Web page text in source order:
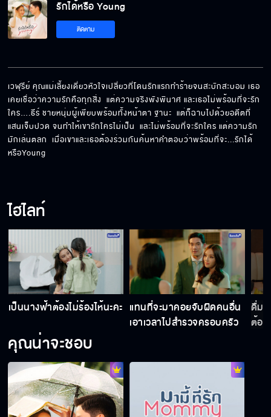
ฉันจะรอดูเลยว่างานแต่งแกจะเป็นยังไง
คุณไม่เคยคิดจะปรับตัว เพื่อรักษาครอบครัวของ
คุณเลย
พวกคุณไม่มีสิทธิ์ตัดสินฉันแบบนี้
เราจัดการกับป้าคนนั้นไม่ได้ เราก็ต้องจัดการ
ความรู้สึกตัวเอง
หน้าที่คุณมุกยังไม่จบ ต้องกลับกับผม
รักได้หรือ Young
ติดตาม
เวฬุรีย์ คุณแม่เลี้ยงเดี่ยวหัวใจเปลี่ยวที่โดนรักแรกทำร้ายจนสะบักสะบอม เธอ
เคยเชื่อว่าความรักคือทุกสิ่ง  แต่ความจริงพังพินาศ และเธอไม่พร้อมที่จะรัก
ใคร….ธีร์ ชายหนุ่มผู้เพียบพร้อมทั้งหน้าตา ฐานะ  แต่ก็ฉาบไปด้วยอดีตที่
แสนเจ็บปวด จนทำให้เขารักใครไม่เป็น  และไม่พร้อมที่จะรักใคร แต่ความรัก
มักเล่นตลก  เมื่อเขาและเธอต้องร่วมกันค้นหาคำตอบว่าพร้อมที่จะ...รักได้
หรือYoung
ไฮไลท์
เป็นนางฟ้าต้องไม่ร้องไห้นะคะ แทนที่จะมาคอยจับผิดคนอื่น
เอาเวลาไปสำรวจครอบครัว
ดื่มใ
ต้อ
คุณน่าจะชอบ